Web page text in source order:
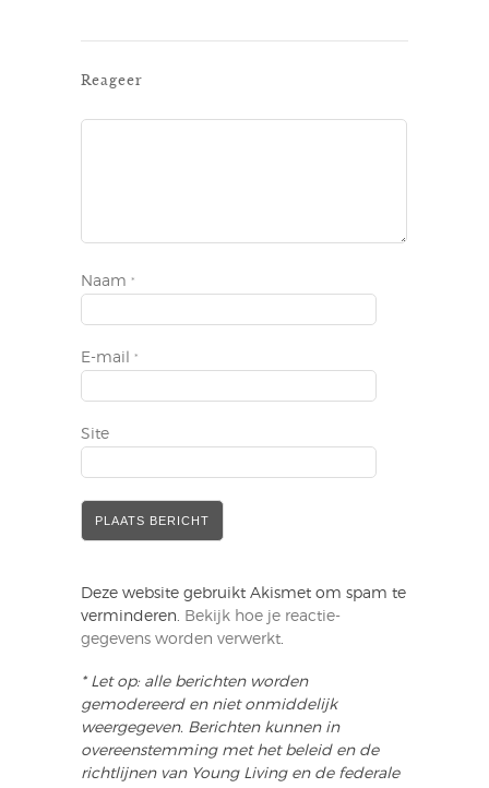
Reageer
Naam *
E-mail *
Site
Deze website gebruikt Akismet om spam te
verminderen. Bekijk hoe je reactie-
gegevens worden verwerkt.
* Let op: alle berichten worden
gemodereerd en niet onmiddelijk
weergegeven. Berichten kunnen in
overeenstemming met het beleid en de
richtlijnen van Young Living en de federale